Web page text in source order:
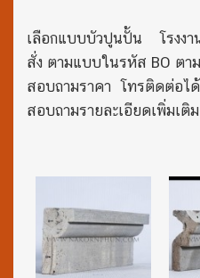
เลือกแบบบัวปูนปั้น โรงง
สั่ง ตามแบบในรหัส BO ตา
สอบถามราคา โทรติดต่อ
สอบถามรายละเอียดเพิ่มเติม